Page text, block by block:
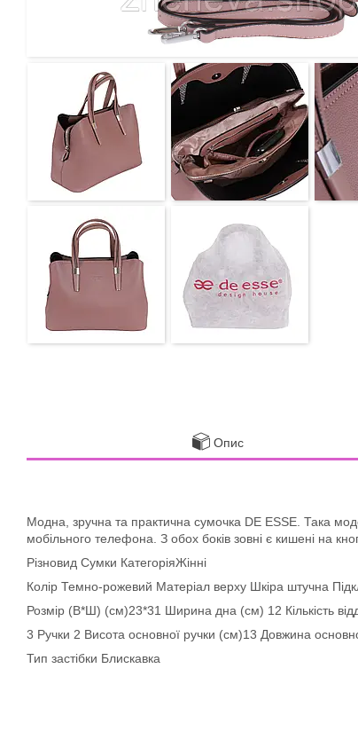
Опис
Модна, зручна та практична сумочка DE ESSE. Така
мобільного телефона. З обох боків зовні є кишені на
Різновид Сумки КатегоріяЖінні
Колір Темно-рожевий Матеріал верху Шкіра штучна
Розмір (В*Ш) (см)23*31 Ширина дна (см) 12 Кількість
3 Ручки 2 Висота основної ручки (см)13 Довжина
Тип застібки Блискавка